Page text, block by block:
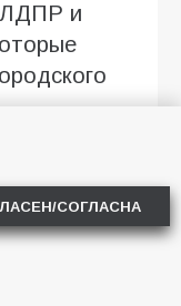
ЛДПР и
за
СОГЛАСНА